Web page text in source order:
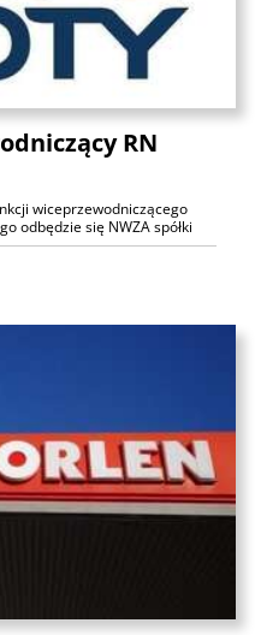
RN
wiceprzewodniczącego
odbędzie się NWZA spółki